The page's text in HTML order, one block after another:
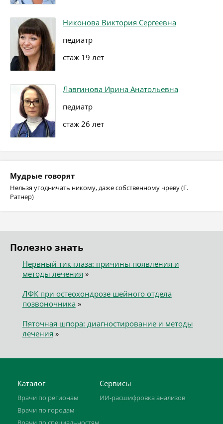
Никонова Виктория Сергеевна
педиатр
стаж 19 лет
Лавгинова Ирина Анатольевна
педиатр
стаж 26 лет
Мудрые говорят
Нельзя угодничать никому, даже собственному чреву (Г.
Ратнер)
Полезно знать
Нервный тик глаза: причины появления и
методы лечения »
ЛФК при остеохондрозе шейного отдела
позвоночника»
Пяточная шпора: диагностирование и методы
лечения »
Каталог
Врачи по регионам
Врачи по городам
Сервисы
ИИ-расшифровка анализов